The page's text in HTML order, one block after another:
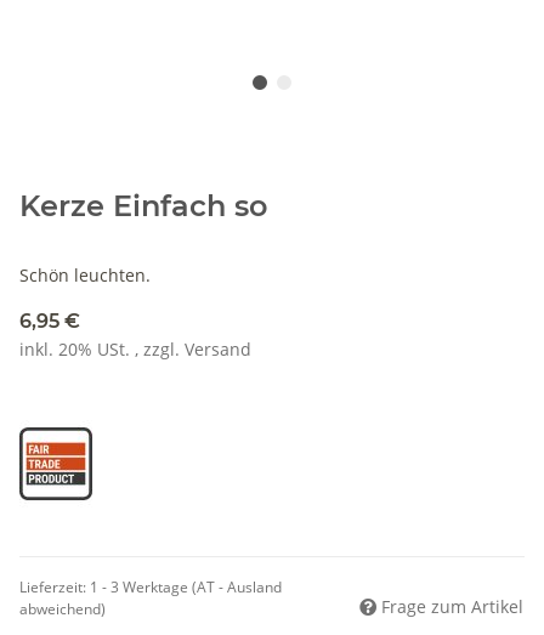
Kerze Einfach so
Schön leuchten.
6,95 €
inkl. 20% USt. , zzgl. Versand
Lieferzeit: 1 - 3 Werktage (AT - Ausland
abweichend)
Frage zum Artikel